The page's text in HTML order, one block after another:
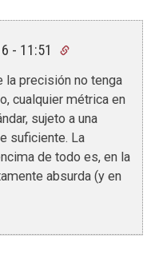
- 11:51
la precisión no tenga
cualquier métrica en
sujeto a una
suficiente. La
de todo es, en la
absurda (y en